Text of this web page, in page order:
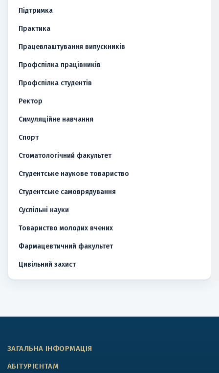
Підтримка
Практика
Працевлаштування випускників
Профспілка працівників
Профспілка студентів
Ректор
Симуляційне навчання
Спорт
Стоматологічний факультет
Студентське наукове товариство
Студентське самоврядування
Суспільні науки
Товариство молодих вчених
Фармацевтичний факультет
Цивільний захист
ЗАГАЛЬНА ІНФОРМАЦІЯ
АБІТУРІЄНТАМ